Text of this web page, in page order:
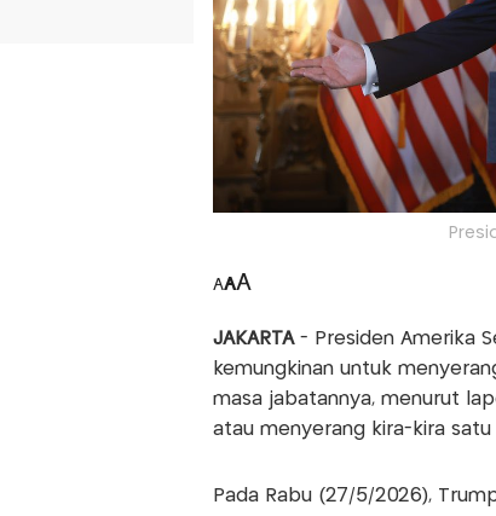
AAA
JAKARTA - Presiden Amerika
kemungkinan untuk
masa jabatannya, menurut
atau menyerang kira-kira satu
Pada Rabu (27/5/2026),